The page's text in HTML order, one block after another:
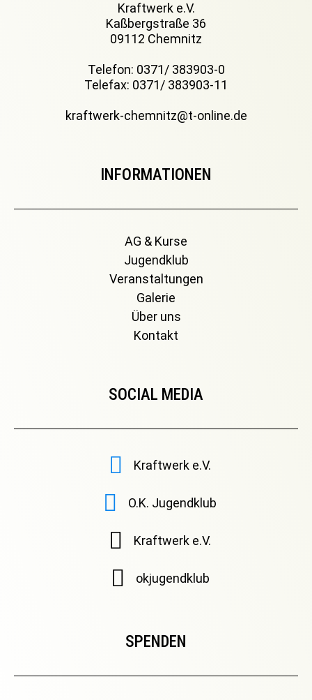
Kraftwerk e.V.
Kaßbergstraße 36
09112 Chemnitz
Telefon: 0371/ 383903-0
Telefax: 0371/ 383903-11
kraftwerk-chemnitz@t-online.de
INFORMATIONEN
AG & Kurse
Jugendklub
Veranstaltungen
Galerie
Über uns
Kontakt
SOCIAL MEDIA
Kraftwerk e.V.
O.K. Jugendklub
Kraftwerk e.V.
okjugendklub
SPENDEN